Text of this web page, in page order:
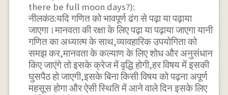
there be full moon days?):
नीलकंठ:यदि गणित को भावपूर्ण ढंग से पढ़ा या पढ़ाया
जाएगा।मानवता की रक्षा के लिए पढ़ा या पढ़ाया जाएगा यानी
गणित का अध्यात्म के साथ,व्यावहारिक उपयोगिता को
समझ कर,मानवता के कल्याण के लिए शोध और अनुसंधान
किए जाएंगे तो इसके क्रेज में वृद्धि होगी,हर विषय में इसकी
घुसपैठ हो जाएगी,इसके बिना किसी विषय को पढ़ना अपूर्ण
महसूस होगा और ऐसी स्थिति में आने वाले दिन इसके लिए